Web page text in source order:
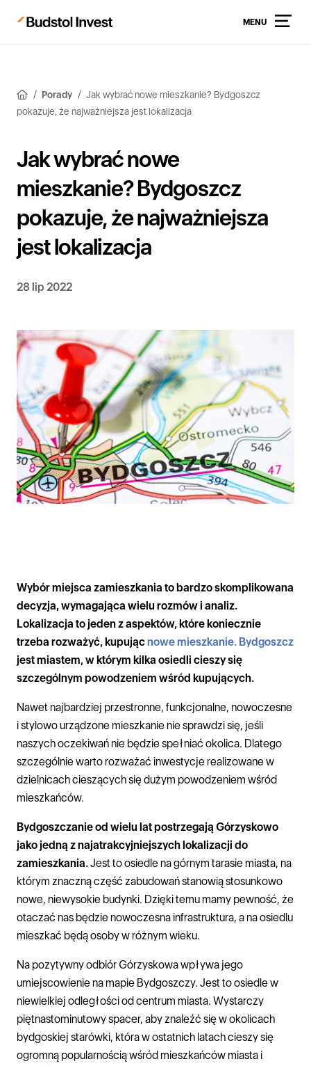
MENU
Porady
Jak wybrać nowe mieszkanie? Bydgoszcz
pokazuje, że najważniejsza jest lokalizacja
Jak wybrać nowe
mieszkanie? Bydgoszcz
pokazuje, że najważniejsza
jest lokalizacja
28 lip 2022
Wybór miejsca zamieszkania to bardzo skomplikowana
decyzja, wymagająca wielu rozmów i analiz.
Lokalizacja to jeden z aspektów, które koniecznie
trzeba rozważyć, kupującnowe mieszkanie. Bydgoszcz
jest miastem, w którym kilka osiedli cieszy się
szczególnym powodzeniem wśród kupujących.
Nawet najbardziej przestronne, funkcjonalne, nowoczesne
i stylowo urządzone mieszkanie nie sprawdzi się, jeśli
naszych oczekiwań nie będzie spełniać okolica. Dlatego
szczególnie warto rozważać inwestycje realizowane w
dzielnicach cieszących się dużym powodzeniem wśród
mieszkańców.
Bydgoszczanie od wielu lat postrzegają Górzyskowo
jako jedną z najatrakcyjniejszych lokalizacji do
zamieszkania.Jest to osiedle na górnym tarasie miasta, na
którym znaczną część zabudowań stanowią stosunkowo
nowe, niewysokie budynki. Dzięki temu mamy pewność, że
otaczać nas będzie nowoczesna infrastruktura, a na osiedlu
mieszkać będą osoby w różnym wieku.
Na pozytywny odbiór Górzyskowa wpływa jego
umiejscowienie na mapie Bydgoszczy. Jest to osiedle w
niewielkiej odległości od centrum miasta. Wystarczy
piętnastominutowy spacer, aby znaleźć się w okolicach
bydgoskiej starówki, która w ostatnich latach cieszy się
ogromną popularnością wśród mieszkańców miasta i